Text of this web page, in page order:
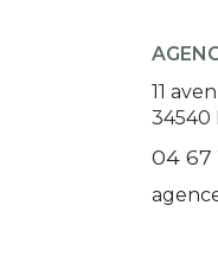
11
34540
04 67